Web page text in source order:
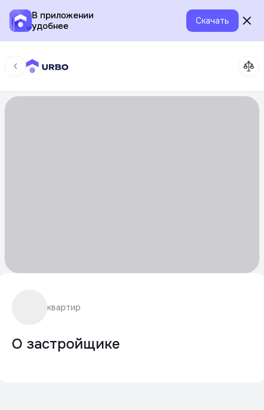
В приложении
удобнее
Скачать
квартир
О застройщике